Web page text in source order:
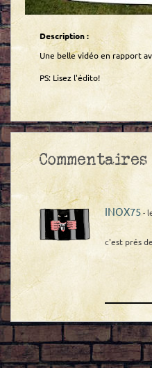
Description :
Une belle vidéo en rapport
PS: Lisez l'édito!
INOX75-
c'est prés